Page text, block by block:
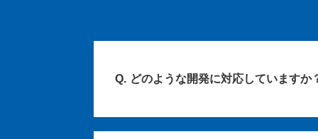
どのような開発に対応していますか